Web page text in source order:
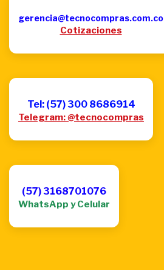
gerencia@tecnocompras.com.co
Cotizaciones
Tel: (57) 300 8686914
Telegram: @tecnocompras
(57) 3168701076
WhatsApp y Celular